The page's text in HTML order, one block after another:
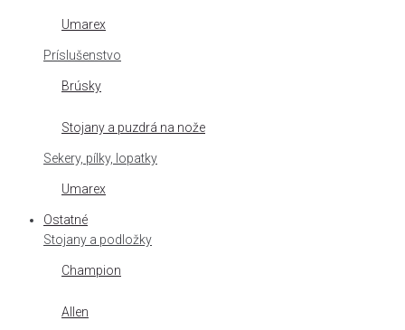
Umarex
Príslušenstvo
Brúsky
Stojany a puzdrá na nože
Sekery, pílky, lopatky
Umarex
Ostatné
Stojany a podložky
Champion
Allen